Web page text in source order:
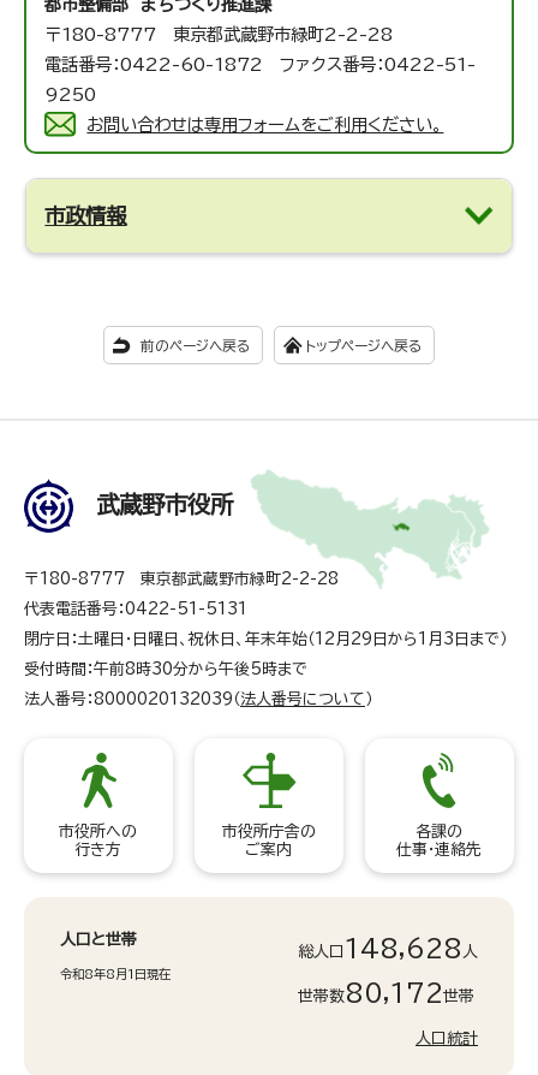
都市整備部 まちづくり推進課
〒180-8777 東京都武蔵野市緑町2-2-28
電話番号：0422-60-1872 ファクス番号：0422-51-
9250
お問い合わせは専用フォームをご利用ください。
市政情報
前のページへ戻る トップページへ戻る
武蔵野市役所
〒180-8777 東京都武蔵野市緑町2-2-28
代表電話番号：0422-51-5131
閉庁日：土曜日・日曜日、祝休日、年末年始（12月29日から1月3日まで）
受付時間：午前8時30分から午後5時まで
法人番号：8000020132039（ 法人番号について ）
市役所への
行き方
市役所庁舎の
ご案内
各課の
仕事・連絡先
人口と世帯
令和8年8月1日現在
総人口 148,628 人
世帯数80,172世帯
人口統計